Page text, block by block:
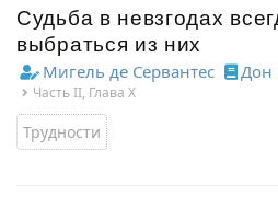
Судьба в невзгодах
выбраться из них
Мигель де Сервантес Дон
Часть II, Глава X
Трудности